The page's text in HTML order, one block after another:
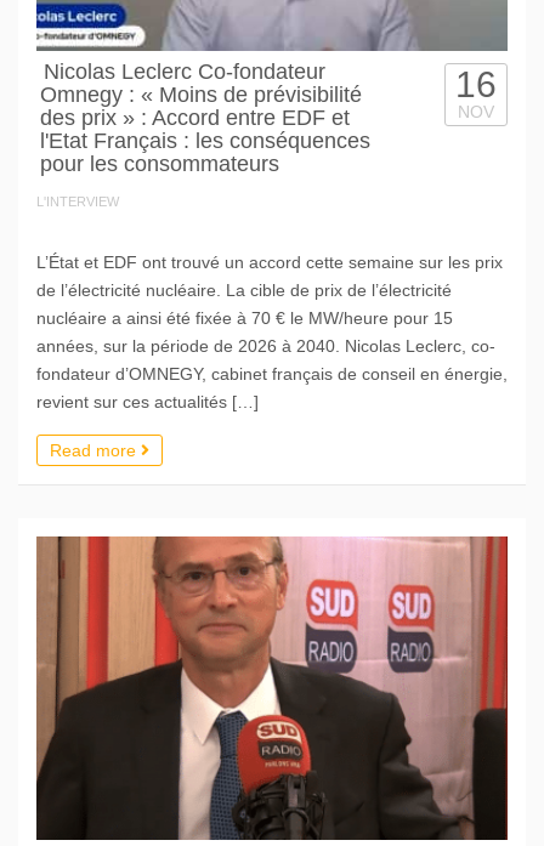
Nicolas Leclerc Co-fondateur
Omnegy : « Moins de prévisibilité
des prix » : Accord entre EDF et
l'Etat Français : les conséquences
pour les consommateurs
L'INTERVIEW
16
NOV
L’État et EDF ont trouvé un accord cette semaine sur les prix
de l’électricité nucléaire. La cible de prix de l’électricité
nucléaire a ainsi été fixée à 70 € le MW/heure pour 15
années, sur la période de 2026 à 2040. Nicolas Leclerc, co-
fondateur d’OMNEGY, cabinet français de conseil en énergie,
revient sur ces actualités […]
Read more